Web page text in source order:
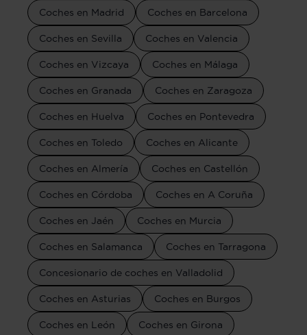
Coches en Madrid Coches en Barcelona
Coches en Sevilla Coches en Valencia
Coches en Vizcaya Coches en Málaga
Coches en Granada Coches en Zaragoza
Coches en Huelva Coches en Pontevedra
Coches en Toledo Coches en Alicante
Coches en Almería Coches en Castellón
Coches en Córdoba Coches en A Coruña
Coches en Jaén Coches en Murcia
Coches en Salamanca Coches en Tarragona
Concesionario de coches en Valladolid
Coches en Asturias Coches en Burgos
Coches en León Coches en Girona